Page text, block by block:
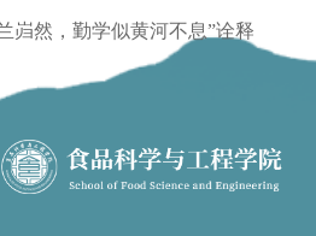
岿然，勤学似黄河不息”诠释